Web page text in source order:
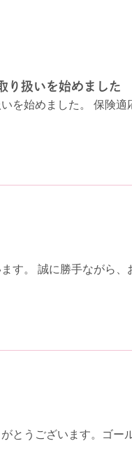
り扱いを始めました
を始めました。 保険
す。 誠に勝手ながら
とうございます。ゴ